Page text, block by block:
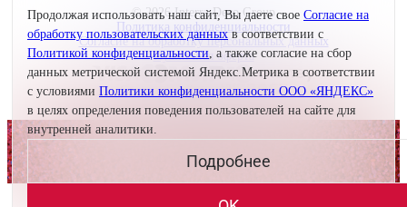
© 2026 Interra Deco Group
Политика конфиденциальности
Согласие на обработку персональных данных
Публичная оферта
Создание сайта —
Продолжая использовать наш сайт, Вы даете свое Согласие на
обработку пользовательских данныхв соответствии с
Политикой конфиденциальности, а также согласие на сбор
данных метрической системой Яндекс.Метрика в соответствии
с условиями Политики конфиденциальности ООО «ЯНДЕКС»
в целях определения поведения пользователей на сайте для
внутренней аналитики.
Подробнее